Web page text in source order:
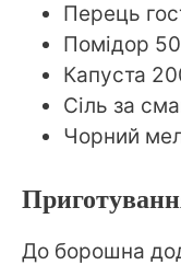
Перець
Помідор
Капуста
Сіль за
Чорний
До борошна